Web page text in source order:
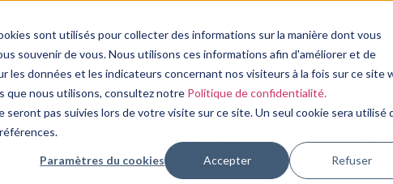
sont utilisés pour collecter des informations sur la manière dont vous
souvenir de vous. Nous utilisons ces informations afin d'améliorer et de
les données et les indicateurs concernant nos visiteurs à la fois sur ce site
que nous utilisons, consultez notre Politique de confidentialité.
pas suivies lors de votre visite sur ce site. Un seul cookie sera utilisé
Paramètres du cookies Accepter Refuser
: un plan de formation sur 3 mois pour moins de 3
Nos Services Notre Expertise Nos Ressources
CONSEIL EN MANAGEMENT
délégatif : comment
l’autonomie efficacement ?
24 juin, 2024